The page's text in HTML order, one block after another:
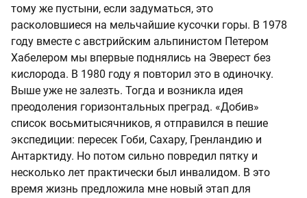
тому же пустыни, если задуматься, это
расколовшиеся на мельчайшие кусочки горы. В 1978
году вместе с австрийским альпинистом Петером
Хабелером мы впервые поднялись на Эверест без
кислорода. В 1980 году я повторил это в одиночку.
Выше уже не залезть. Тогда и возникла идея
преодоления горизонтальных преград. «Добив»
список восьмитысячников, я отправился в пешие
экспедиции: пересек Гоби, Сахару, Гренландию и
Антарктиду. Но потом сильно повредил пятку и
несколько лет практически был инвалидом. В это
время жизнь предложила мне новый этап для